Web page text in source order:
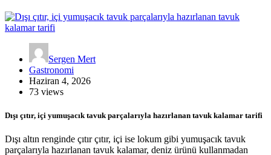
Sergen Mert
Gastronomi
Haziran 4, 2026
73 views
Dışı çıtır, içi yumuşacık tavuk parçalarıyla hazırlanan tavuk kalamar tarifi
Dışı altın renginde çıtır çıtır, içi ise lokum gibi yumuşacık tavuk
parçalarıyla hazırlanan tavuk kalamar, deniz ürünü kullanmadan